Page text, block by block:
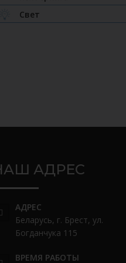
Свет
АДРЕС
АДРЕС
Беларусь, г. Брест, ул.
Богданчука 115
ВРЕМЯ РАБОТЫ